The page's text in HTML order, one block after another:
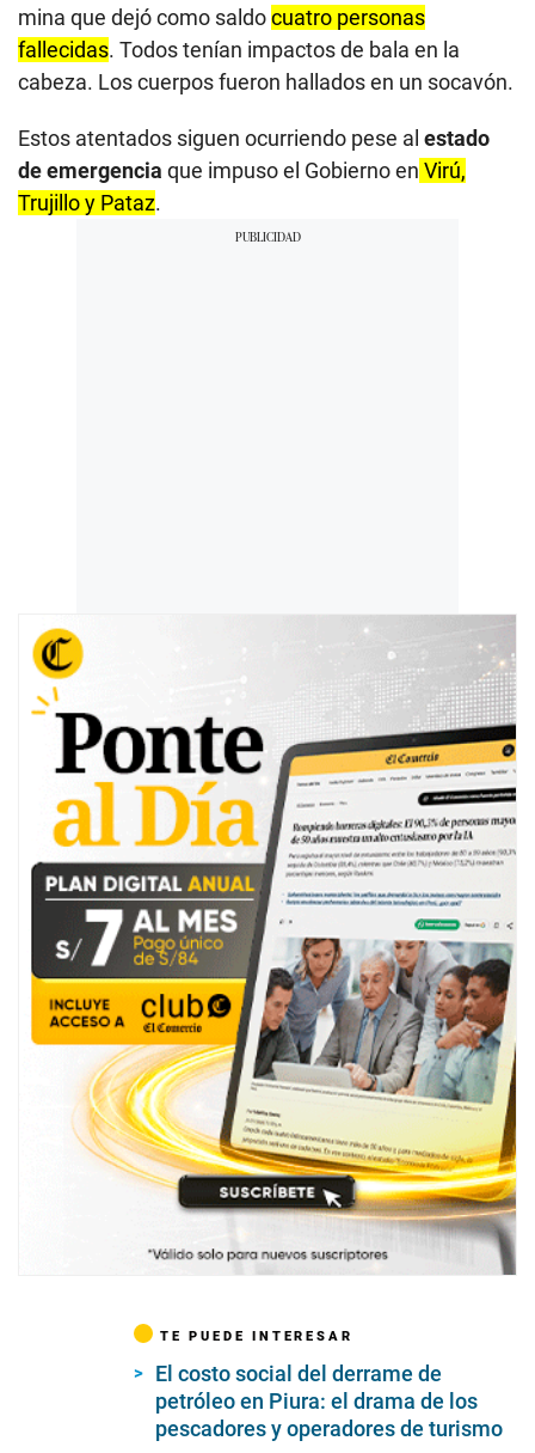
mina que dejó como saldocuatro personas
fallecidas. Todos tenían impactos de bala en la
cabeza. Los cuerpos fueron hallados en un socavón.
Estos atentados siguen ocurriendo pese al estado
de emergencia que impuso el Gobierno en Virú,
Trujillo y Pataz.
TE PUEDE INTERESAR
El costo social del derrame de
petróleo en Piura: el drama de los
pescadores y operadores de turismo